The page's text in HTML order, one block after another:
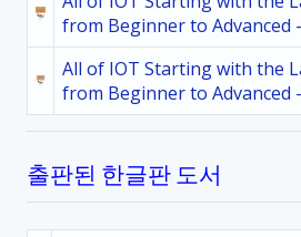
from Beginner to Advanced
All of IOT Starting with the
from Beginner to Advanced
출판된 한글판 도서